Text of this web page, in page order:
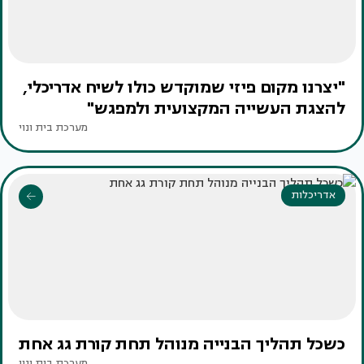
"יצרנו מקום פיזי שמוקדש כולו לשיח אדריכלי,
להצגת העשייה המקצועית ולמפגש"
מערכת בית ונוי
אדריכלות
כשכל תהליך הבנייה מנוהל תחת קורת גג אחת